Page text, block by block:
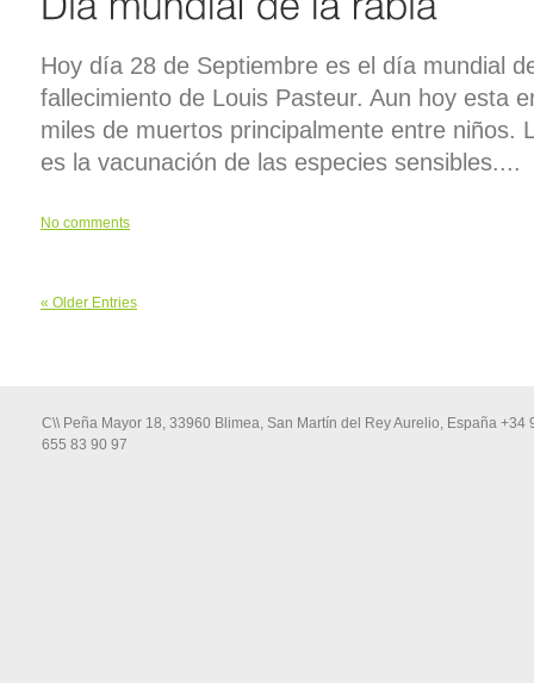
Hoy día 28 de Septiembre es el día mundial
fallecimiento de Louis Pasteur. Aun hoy esta
miles de muertos principalmente entre niños.
es la vacunación de las especies sensibles....
No comments
« Older Entries
C\\ Peña Mayor 18, 33960 Blimea, San Martín del Rey Aurelio, España +34
655 83 90 97